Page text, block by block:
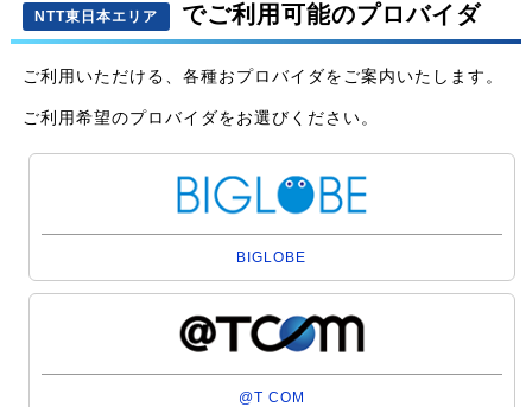
NTT東日本エリア でご利用可能のプロバイダ
ご利用いただける、各種おプロバイダをご案内いたします。
ご利用希望のプロバイダをお選びください。
BIGLOBE
@T COM